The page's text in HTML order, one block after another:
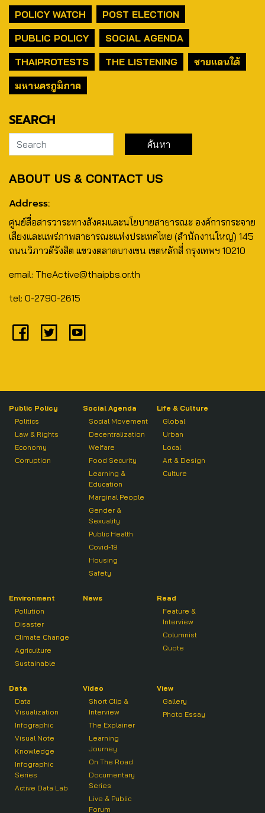
POLICY WATCH
POST ELECTION
PUBLIC POLICY
SOCIAL AGENDA
THAIPROTESTS
THE LISTENING
ชายแดนใต้
มหานครภูมิภาค
SEARCH
ABOUT US & CONTACT US
Address:
ศูนย์สื่อสารวาระทางสังคมและนโยบายสาธารณะ องค์การกระจาย
เสียงและแพร่ภาพสาธารณะแห่งประเทศไทย (สำนักงานใหญ่) 145
ถนนวิภาวดีรังสิต แขวงตลาดบางเขน เขตหลักสี่ กรุงเทพฯ 10210
email: TheActive@thaipbs.or.th
tel: 0-2790-2615
Public Policy
Politics
Law & Rights
Economy
Corruption
Social Agenda
Social Movement
Decentralization
Welfare
Food Security
Learning &
Education
Marginal People
Gender &
Sexuality
Public Health
Covid-19
Housing
Safety
Life & Culture
Global
Urban
Local
Art & Design
Culture
Environment
Pollution
Disaster
Climate Change
Agriculture
Sustainable
News
Read
Feature &
Interview
Columnist
Quote
Data
Data
Visualization
Infographic
Visual Note
Knowledge
Infographic
Series
Active Data Lab
Video
Short Clip &
Interview
The Explainer
Learning
Journey
On The Road
Documentary
Series
Live & Public
Forum
View
Gallery
Photo Essay